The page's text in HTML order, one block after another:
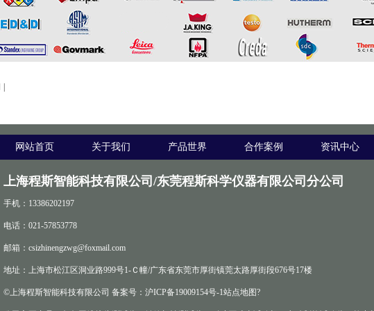
网站首页 关于我们 产品世界 合作案例 资讯中心
上海程斯智能科技有限公司/东莞程斯科学仪器有限公司分公司
手机：13386202197
电话：021-57853778
邮箱：csizhinengzwg@foxmail.com
地址：上海市松江区洞业路999号1-Ｃ幢/广东省东莞市厚街镇莞太路厚街段676号17楼
©上海程斯智能科技有限公司 备案号： 沪ICP备19009154号-1站点地图?